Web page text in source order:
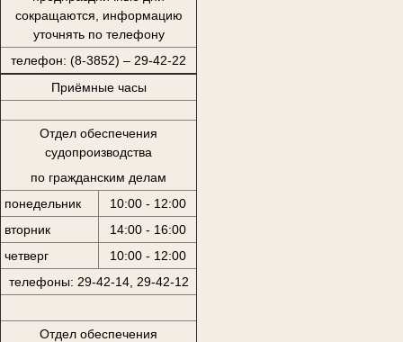
сокращаются, информацию
уточнять по телефону
телефон: (8-3852) – 29-42-22
Приёмные часы
Отдел обеспечения
судопроизводства
по гражданским делам
понедельник
10:00 - 12:00
вторник
14:00 - 16:00
четверг
10:00 - 12:00
телефоны: 29-42-14, 29-42-12
Отдел обеспечения